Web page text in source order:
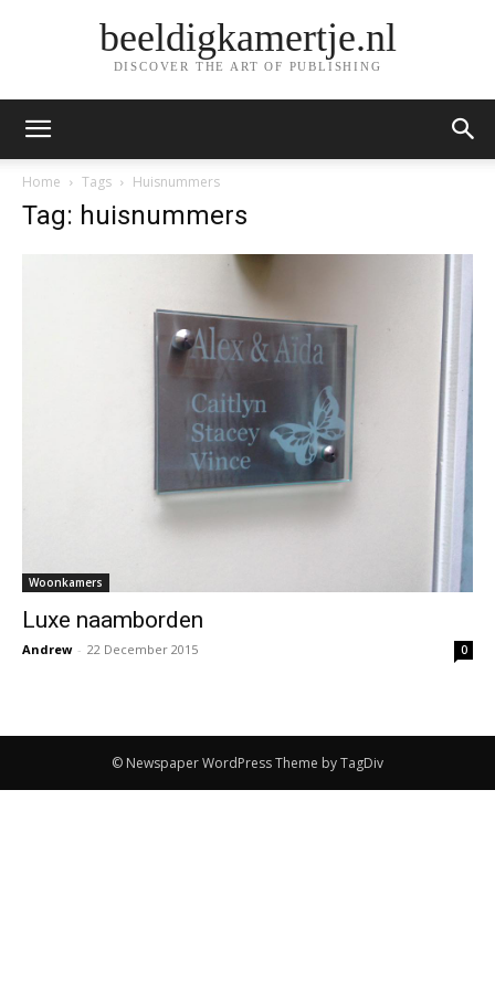
beeldigkamertje.nl
DISCOVER THE ART OF PUBLISHING
Home Tags Huisnummers
Tag: huisnummers
Woonkamers
Luxe naamborden
Andrew - 22 December 2015 0
© Newspaper WordPress Theme by TagDiv